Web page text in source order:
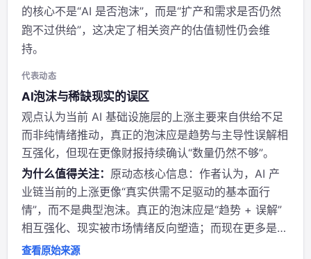
的核心不是“AI 是否泡沫”，而是“扩产和需求是否仍然
跑不过供给”，这决定了相关资产的估值韧性仍会维
持。
代表动态
AI泡沫与稀缺现实的误区
观点认为当前 AI 基础设施层的上涨主要来自供给不足
而非纯情绪推动，真正的泡沫应是趋势与主导性误解相
互强化，但现在更像财报持续确认“数量仍然不够”。
为什么值得关注： 原动态核心信息：作者认为，AI 产
业链当前的上涨更像“真实供需不足驱动的基本面行
情”，而不是典型泡沫。真正的泡沫应是“趋势 + 误解”
相互强化、现实被市场情绪反向塑造；而现在更多是算
力、存储、HBM 等环节供不应求，估值走高主要因业
查看原始来源